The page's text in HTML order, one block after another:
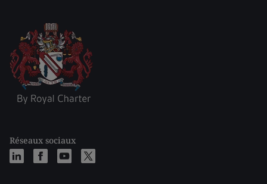
Réseaux sociaux